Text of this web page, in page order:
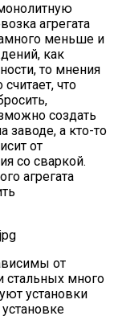
агрегата
меньше и
как
то мнения
что
создать
заводе, а кто-то
от
со сваркой.
агрегата
от
стальных много
установки